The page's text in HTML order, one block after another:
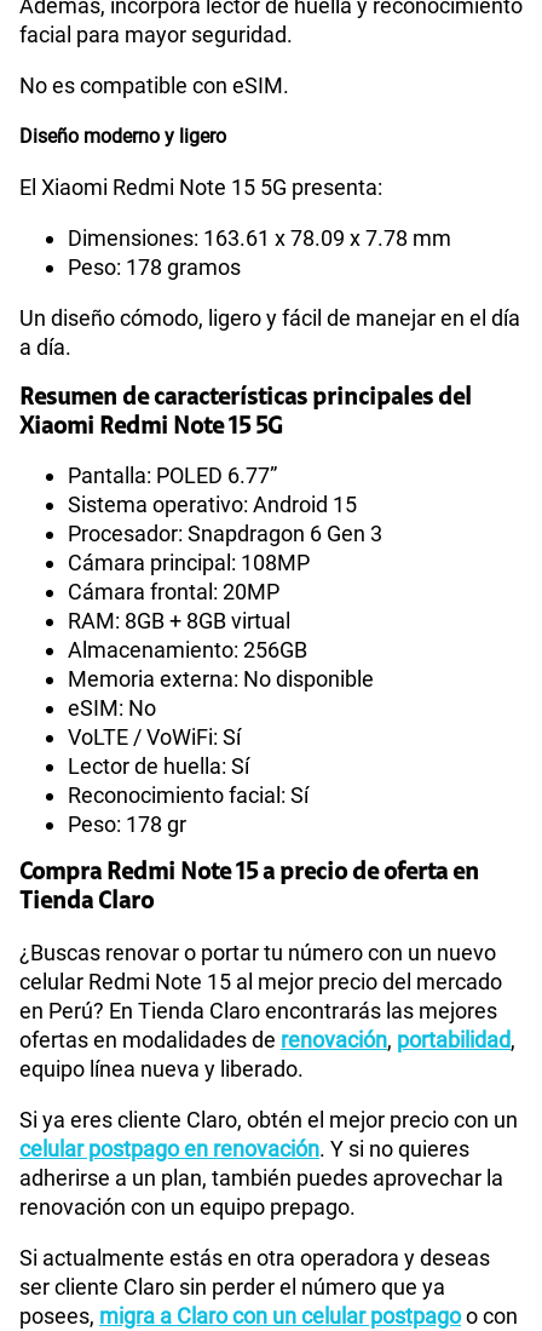
Además, incorpora lector de huella y reconocimiento
facial para mayor seguridad.
No es compatible con eSIM.
Diseño moderno y ligero
El Xiaomi Redmi Note 15 5G presenta:
Dimensiones: 163.61 x 78.09 x 7.78 mm
Peso: 178 gramos
Un diseño cómodo, ligero y fácil de manejar en el día
a día.
Resumen de características principales del
Xiaomi Redmi Note 15 5G
Pantalla: POLED 6.77”
Sistema operativo: Android 15
Procesador: Snapdragon 6 Gen 3
Cámara principal: 108MP
Cámara frontal: 20MP
RAM: 8GB + 8GB virtual
Almacenamiento: 256GB
Memoria externa: No disponible
eSIM: No
VoLTE / VoWiFi: Sí
Lector de huella: Sí
Reconocimiento facial: Sí
Peso: 178 gr
Compra Redmi Note 15 a precio de oferta en
Tienda Claro
¿Buscas renovar o portar tu número con un nuevo
celular Redmi Note 15 al mejor precio del mercado
en Perú? En Tienda Claro encontrarás las mejores
ofertas en modalidades de renovación, portabilidad,
equipo línea nueva y liberado.
Si ya eres cliente Claro, obtén el mejor precio con un
celular postpago en renovación. Y si no quieres
adherirse a un plan, también puedes aprovechar la
renovación con un equipo prepago.
Si actualmente estás en otra operadora y deseas
ser cliente Claro sin perder el número que ya
posees, migra a Claro con un celular postpagoo con